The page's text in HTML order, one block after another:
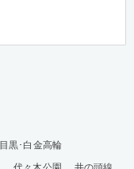
目黒･白金高輪